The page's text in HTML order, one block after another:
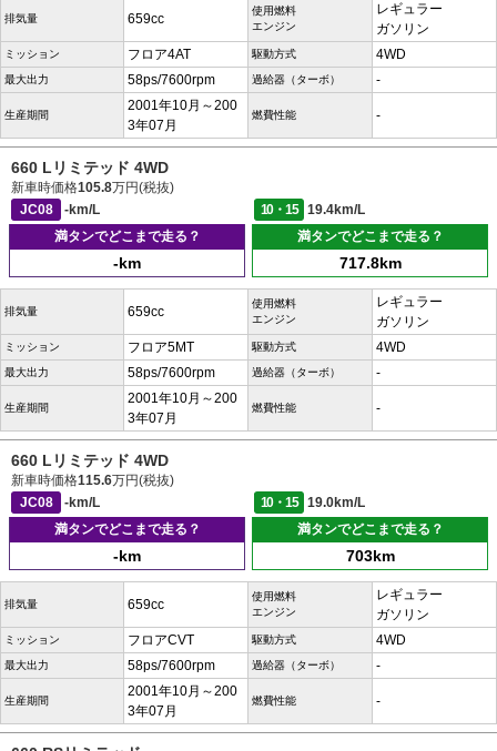
排気量 659cc
使用燃料
エンジン
レギュラー
ガソリン
ミッション フロア4AT 駆動方式 4WD
最大出力 58ps/7600rpm 過給器（ターボ） -
生産期間
2001年10月～200
3年07月
燃費性能 -
660 Lリミテッド 4WD
新車時価格105.8万円(税抜)
JC08
-km/L 10・15
19.4km/L
満タンでどこまで走る？
-km
満タンでどこまで走る？
717.8km
排気量 659cc
使用燃料
エンジン
レギュラー
ガソリン
ミッション フロア5MT 駆動方式 4WD
最大出力 58ps/7600rpm 過給器（ターボ） -
生産期間
2001年10月～200
3年07月
燃費性能 -
660 Lリミテッド 4WD
新車時価格115.6万円(税抜)
JC08
-km/L 10・15
19.0km/L
満タンでどこまで走る？
-km
満タンでどこまで走る？
703km
排気量 659cc
使用燃料
エンジン
レギュラー
ガソリン
ミッション フロアCVT 駆動方式 4WD
最大出力 58ps/7600rpm 過給器（ターボ） -
生産期間
2001年10月～200
3年07月
燃費性能 -